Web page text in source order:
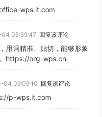
wps.it.com
05:39:47 回复该评论
用词精准、贴切，能够形象
https://org-wps.cn
04 09:09:10 回复该评论
p-wps.it.com